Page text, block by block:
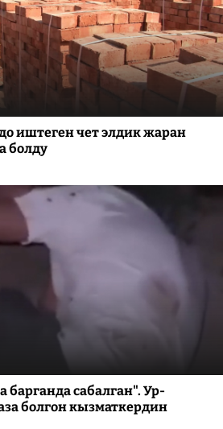
иштеген чет элдик жаран
болду
сабалган". Ур-
болгон кызматкердин